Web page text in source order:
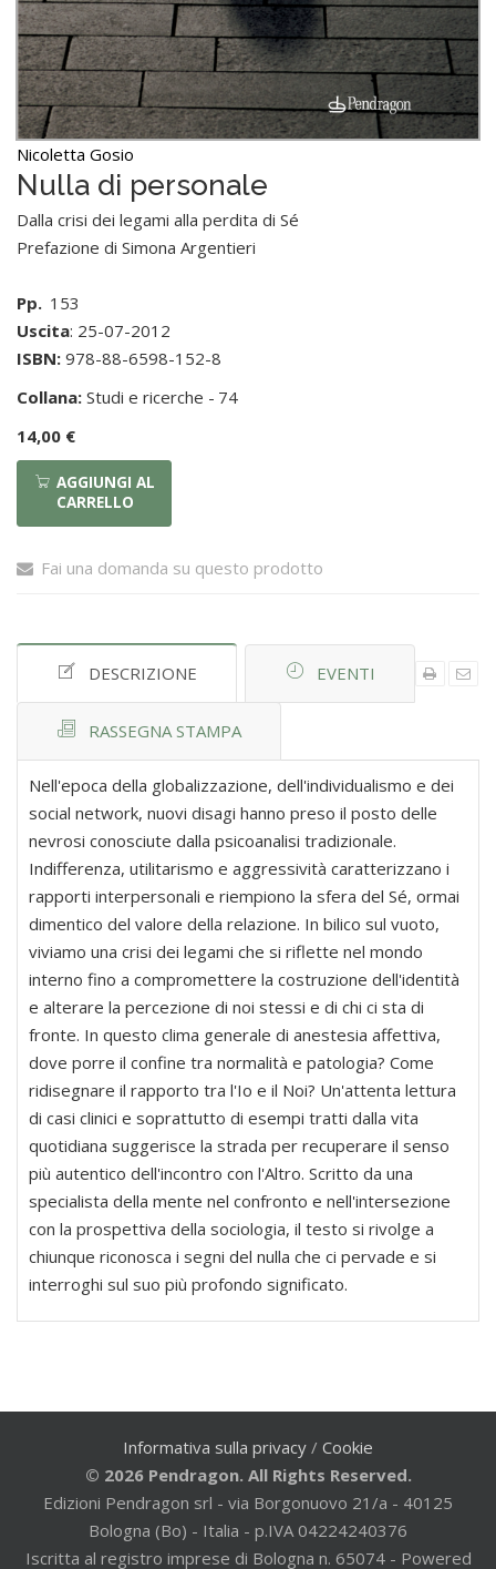
Nicoletta Gosio
Nulla di personale
Dalla crisi dei legami alla perdita di Sé
Prefazione di Simona Argentieri
Pp. 153
Uscita: 25-07-2012
ISBN: 978-88-6598-152-8
Collana: Studi e ricerche - 74
14,00 €
AGGIUNGI AL
CARRELLO
Fai una domanda su questo prodotto
DESCRIZIONE EVENTI
RASSEGNA STAMPA
Nell'epoca della globalizzazione, dell'individualismo e dei
social network, nuovi disagi hanno preso il posto delle
nevrosi conosciute dalla psicoanalisi tradizionale.
Indifferenza, utilitarismo e aggressività caratterizzano i
rapporti interpersonali e riempiono la sfera del Sé, ormai
dimentico del valore della relazione. In bilico sul vuoto,
viviamo una crisi dei legami che si riflette nel mondo
interno fino a compromettere la costruzione dell'identità
e alterare la percezione di noi stessi e di chi ci sta di
fronte. In questo clima generale di anestesia affettiva,
dove porre il confine tra normalità e patologia? Come
ridisegnare il rapporto tra l'Io e il Noi? Un'attenta lettura
di casi clinici e soprattutto di esempi tratti dalla vita
quotidiana suggerisce la strada per recuperare il senso
più autentico dell'incontro con l'Altro. Scritto da una
specialista della mente nel confronto e nell'intersezione
con la prospettiva della sociologia, il testo si rivolge a
chiunque riconosca i segni del nulla che ci pervade e si
interroghi sul suo più profondo significato.
Informativa sulla privacy / Cookie
© 2026 Pendragon. All Rights Reserved.
Edizioni Pendragon srl - via Borgonuovo 21/a - 40125
Bologna (Bo) - Italia - p.IVA 04224240376
Iscritta al registro imprese di Bologna n. 65074 - Powered